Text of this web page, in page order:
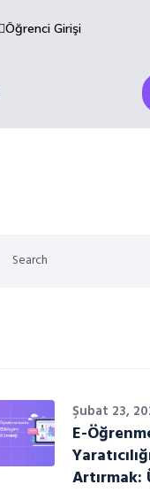
Öğrenci Girişi
Şubat 23,
E-
Artırmak: